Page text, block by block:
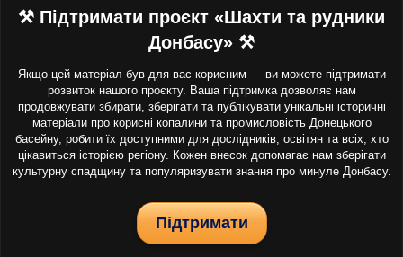
⚒ Підтримати проєкт «Шахти та рудники
Донбасу» ⚒
Якщо цей матеріал був для вас корисним — ви можете підтримати
розвиток нашого проєкту. Ваша підтримка дозволяє нам
продовжувати збирати, зберігати та публікувати унікальні історичні
матеріали про корисні копалини та промисловість Донецького
басейну, робити їх доступними для дослідників, освітян та всіх, хто
цікавиться історією регіону. Кожен внесок допомагає нам зберігати
культурну спадщину та популяризувати знання про минуле Донбасу.
Підтримати